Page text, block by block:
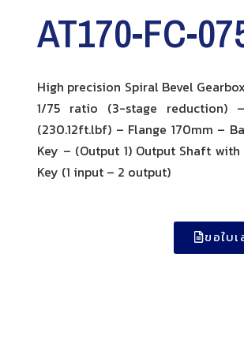
AT170-FC-
High precision Spiral Bevel
1/75 ratio (3-stage reduction)
(230.12ft.lbf) – Flange 170mm –
Key – (Output 1) Output Shaft
Key (1 input – 2 output)
ขอใบ